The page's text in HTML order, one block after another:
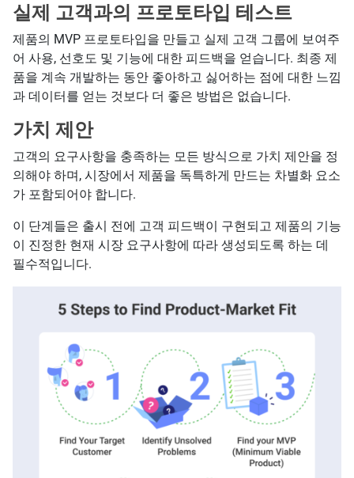
실제 고객과의 프로토타입 테스트
제품의 MVP 프로토타입을 만들고 실제 고객 그룹에 보여주
어 사용, 선호도 및 기능에 대한 피드백을 얻습니다. 최종 제
품을 계속 개발하는 동안 좋아하고 싫어하는 점에 대한 느낌
과 데이터를 얻는 것보다 더 좋은 방법은 없습니다.
가치 제안
고객의 요구사항을 충족하는 모든 방식으로 가치 제안을 정
의해야 하며, 시장에서 제품을 독특하게 만드는 차별화 요소
가 포함되어야 합니다.
이 단계들은 출시 전에 고객 피드백이 구현되고 제품의 기능
이 진정한 현재 시장 요구사항에 따라 생성되도록 하는 데
필수적입니다.